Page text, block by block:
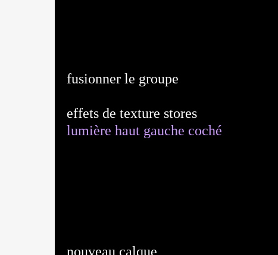
fusionner le groupe
effets de texture stores
lumière haut gauche coché
nouveau calque